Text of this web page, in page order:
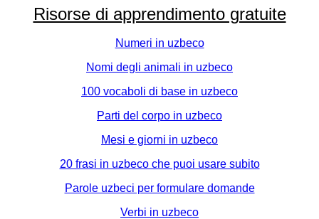
Risorse di apprendimento gratuite
Numeri in uzbeco
Nomi degli animali in uzbeco
100 vocaboli di base in uzbeco
Parti del corpo in uzbeco
Mesi e giorni in uzbeco
20 frasi in uzbeco che puoi usare subito
Parole uzbeci per formulare domande
Verbi in uzbeco